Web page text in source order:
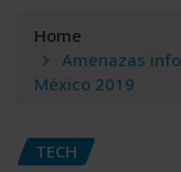
Home
Amenazas
México 2019
TECH